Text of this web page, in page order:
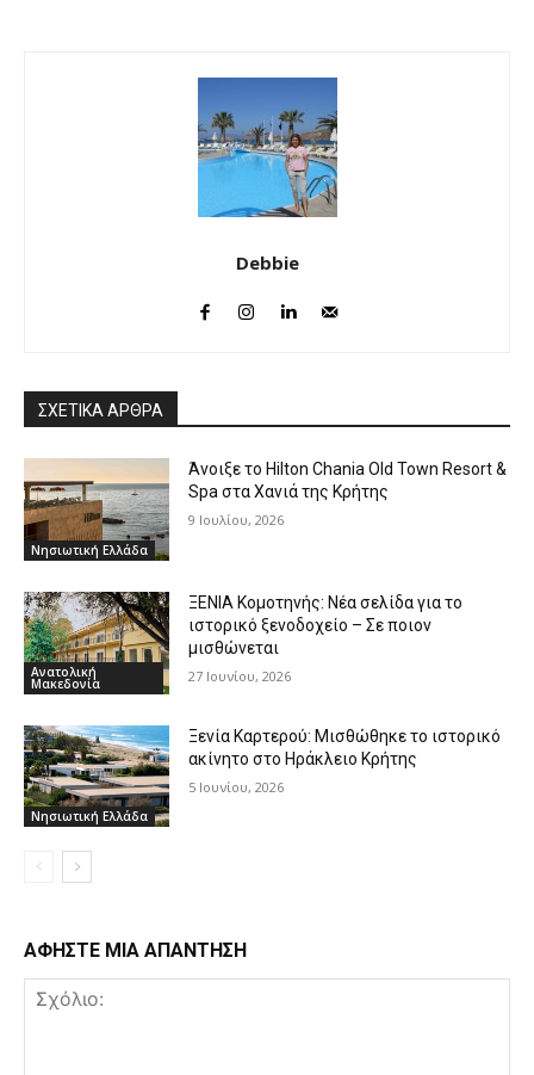
Debbie
ΣΧΕΤΙΚΑ ΑΡΘΡΑ
Νησιωτική Ελλάδα
Άνοιξε το Hilton Chania Old Town Resort &
Spa στα Χανιά της Κρήτης
9 Ιουλίου, 2026
Ανατολική
Μακεδονία
ΞΕΝΙΑ Κομοτηνής: Νέα σελίδα για το
ιστορικό ξενοδοχείο – Σε ποιον
μισθώνεται
27 Ιουνίου, 2026
Νησιωτική Ελλάδα
Ξενία Καρτερού: Μισθώθηκε το ιστορικό
ακίνητο στο Ηράκλειο Κρήτης
5 Ιουνίου, 2026
ΑΦΗΣΤΕ ΜΙΑ ΑΠΑΝΤΗΣΗ